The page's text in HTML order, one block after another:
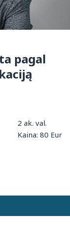
pagal
2 ak. val.
Kaina: 80 Eur